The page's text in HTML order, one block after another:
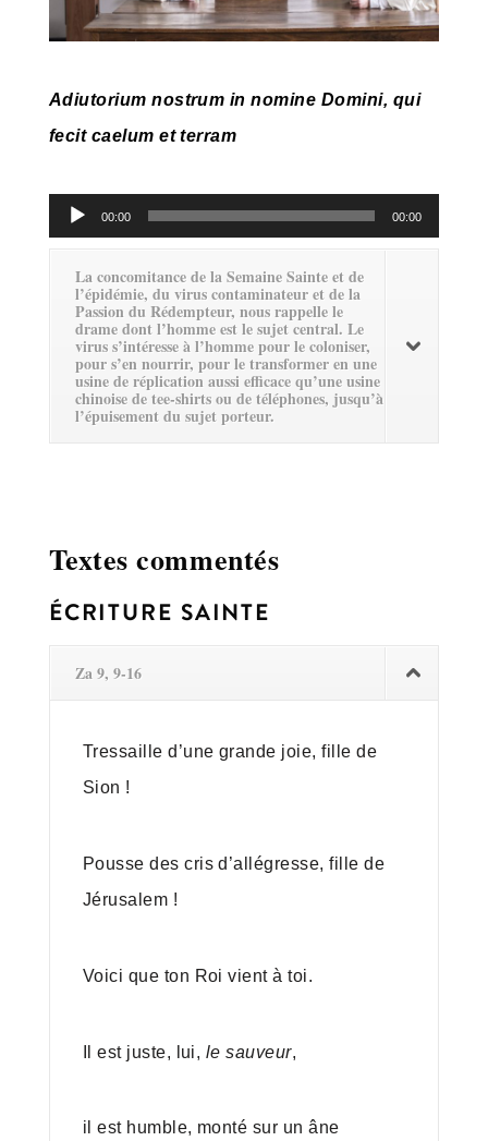
Adiutorium nostrum in nomine Domini, qui
fecit caelum et terram
Lecteur
audio
00:00 00:00
La concomitance de la Semaine Sainte et de
l’épidémie, du virus contaminateur et de la
Passion du Rédempteur, nous rappelle le
drame dont l’homme est le sujet central. Le
virus s’intéresse à l’homme pour le coloniser,
pour s’en nourrir, pour le transformer en une
usine de réplication aussi efficace qu’une usine
chinoise de tee-shirts ou de téléphones, jusqu’à
l’épuisement du sujet porteur.
Textes commentés
ÉCRITURE SAINTE
Za 9, 9-16
Tressaille d’une grande joie, fille de
Sion !
Pousse des cris d’allégresse, fille de
Jérusalem !
Voici que ton Roi vient à toi.
Il est juste, lui, le sauveur,
il est humble, monté sur un âne